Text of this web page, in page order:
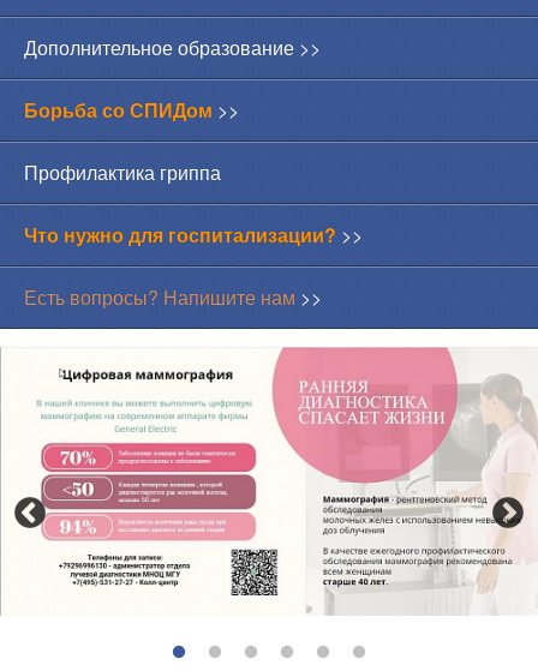
Дополнительное образование >>
Борьба со СПИДом >>
Профилактика гриппа
Что нужно для госпитализации? >>
Есть вопросы? Напишите нам >>